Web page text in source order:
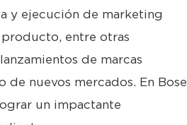
y ejecución de marketing
entre otras
de marcas
nuevos mercados. En Bose
un impactante